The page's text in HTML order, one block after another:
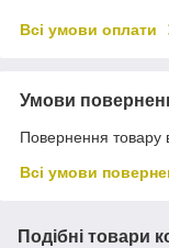
Всі умови оплати
Умови
Повернення товару
Всі умови
Подібні товари